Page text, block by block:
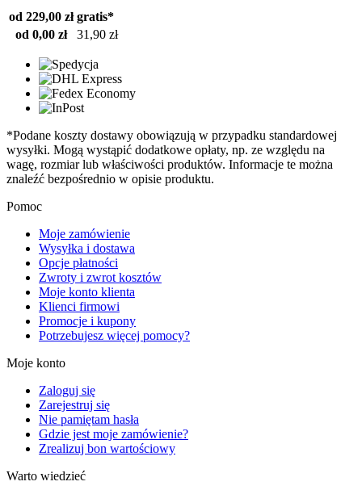
od 229,00 zł gratis*
od 0,00 zł
31,90 zł
*Podane koszty dostawy obowiązują w przypadku standardowej
wysyłki. Mogą wystąpić dodatkowe opłaty, np. ze względu na
wagę, rozmiar lub właściwości produktów. Informacje te można
znaleźć bezpośrednio w opisie produktu.
Pomoc
Moje zamówienie
Wysyłka i dostawa
Opcje płatności
Zwroty i zwrot kosztów
Moje konto klienta
Klienci firmowi
Promocje i kupony
Potrzebujesz więcej pomocy?
Moje konto
Zaloguj się
Zarejestruj się
Nie pamiętam hasła
Gdzie jest moje zamówienie?
Zrealizuj bon wartościowy
Warto wiedzieć